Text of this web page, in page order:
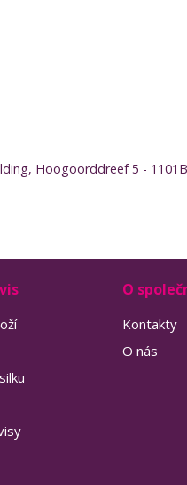
Hoogoorddreef 5 -
O
Kontakty
O nás